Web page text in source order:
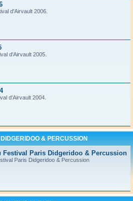
d'Airvault 2006.
d'Airvault 2005.
d'Airvault 2004.
& PERCUSSION
Festival Paris Didgeridoo & Percussion
Paris Didgeridoo & Percussion